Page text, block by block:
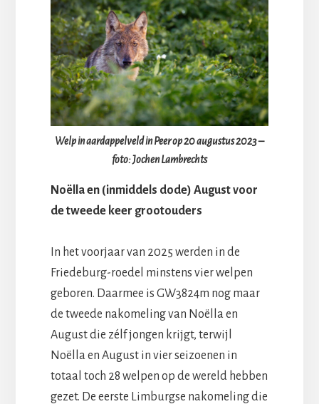
Welp in aardappelveld in Peer op 20 augustus 2023 –
foto: Jochen Lambrechts
Noëlla en (inmiddels dode) August voor
de tweede keer grootouders
In het voorjaar van 2025 werden in de
Friedeburg-roedel minstens vier welpen
geboren. Daarmee is GW3824m nog maar
de tweede nakomeling van Noëlla en
August die zélf jongen krijgt, terwijl
Noëlla en August in vier seizoenen in
totaal toch 28 welpen op de wereld hebben
gezet. De eerste Limburgse nakomeling die